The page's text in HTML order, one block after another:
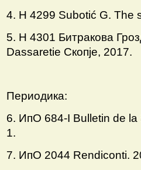
4. Н 4299 Subotić G. The
5. Н 4301 Битракова
Dassaretie Скопjе, 2017.
Периодика:
6. ИпО 684-I Bulletin de
1.
7. ИпО 2044 Rendiconti.